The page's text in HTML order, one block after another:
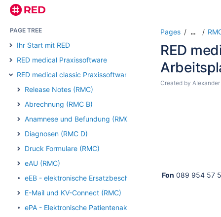
PAGE TREE
Ihr Start mit RED
RED medical Praxissoftware
RED medical classic Praxissoftware
Release Notes (RMC)
Abrechnung (RMC B)
Anamnese und Befundung (RMC)
Diagnosen (RMC D)
Druck Formulare (RMC)
eAU (RMC)
eEB - elektronische Ersatzbescheinigung (RMC)
E-Mail und KV-Connect (RMC)
ePA - Elektronische Patientenakte (RMC)
Pages …
RED
Created by
Fon 089 954 57